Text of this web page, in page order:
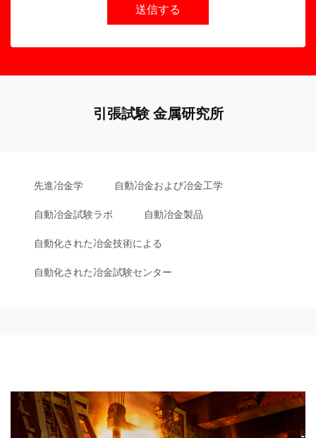
送信する
引張試験 金属研究所
先進冶金学 自動冶金および冶金工学
自動冶金試験ラボ 自動冶金製品
自動化された冶金技術による
自動化された冶金試験センター